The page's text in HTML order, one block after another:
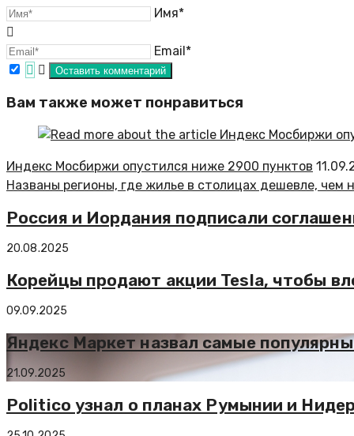
Имя*
Email*
Вам также может понравиться
Индекс Мосбиржи опустился ниже 2900 пунктов
Названы регионы, где жилье в столицах дешевле, чем
Россия и Иордания подписали
20.08.2025
Корейцы продают акции Tesla, чтобы
09.09.2025
Яндекс Маркет назвал самые
21.09.2025
Politico узнал о планах Румынии и